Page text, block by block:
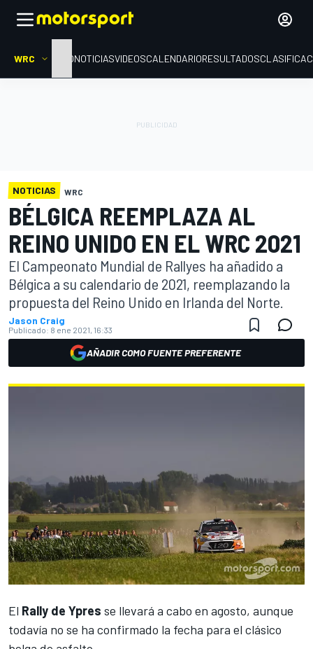
WRC INICIONOTICIASVIDEOSCALENDARIORESULTADOS
NOTICIAS WRC
BÉLGICA REEMPLAZA AL
REINO UNIDO EN EL WRC 2021
El Campeonato Mundial de Rallyes ha añadido a
Bélgica a su calendario de 2021, reemplazando la
propuesta del Reino Unido en Irlanda del Norte.
Jason Craig
Publicado: 8 ene 2021, 16:33
AÑADIR COMO FUENTE PREFERENTE
El Rally de Ypres se llevará a cabo en agosto, aunque
todavía no se ha confirmado la fecha para el clásico